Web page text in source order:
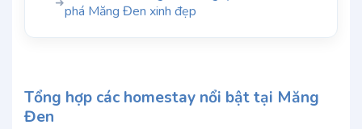
phá Măng Đen xinh đẹp
Tổng hợp các homestay nổi bật tại Măng
Đen